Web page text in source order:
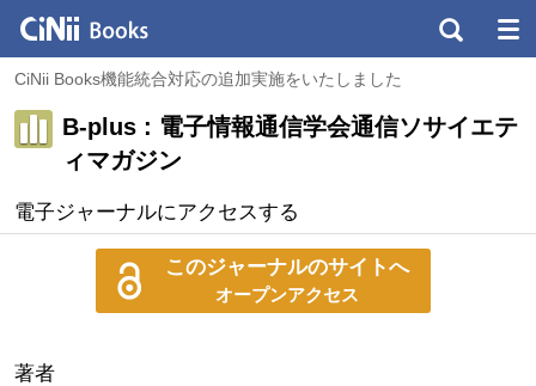
CiNii Books機能統合対応の追加実施をいたしました
B-plus : 電子情報通信学会通信ソサイエテ
ィマガジン
電子ジャーナルにアクセスする
このジャーナルのサイトへ
オープンアクセス
著者